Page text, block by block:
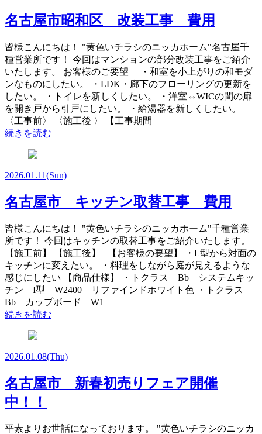
名古屋市昭和区 改装工事 費用
皆様こんにちは！ "黄色いチラシのニッカホーム"名古屋千
種営業所です！ 今回はマンションの部分改装工事をご紹介
いたします。 お客様のご要望 ・和室を小上がりの和モダ
ンなものにしたい。 ・LDK・廊下のフローリングの更新を
したい。 ・トイレを新しくしたい。 ・洋室⇔WICの間の扉
を開き戸から引戸にしたい。 ・給湯器を新しくしたい。
〈工事前〉 〈施工後 〉 【工事期間
続きを読む
2026.01.11(Sun)
名古屋市 キッチン取替工事 費用
皆様こんにちは！ "黄色いチラシのニッカホーム"千種営業
所です！ 今回はキッチンの取替工事をご紹介いたします。
【施工前】 【施工後】 【お客様の要望】 ・L型から対面の
キッチンに変えたい。 ・料理をしながら庭が見えるような
感じにしたい 【商品仕様】 ・トクラス Bb システムキッ
チン I型 W2400 リファインドホワイト色 ・トクラス
Bb カップボード W1
続きを読む
2026.01.08(Thu)
名古屋市 新春初売りフェア開催
中！！
平素よりお世話になっております。 "黄色いチラシのニッカ